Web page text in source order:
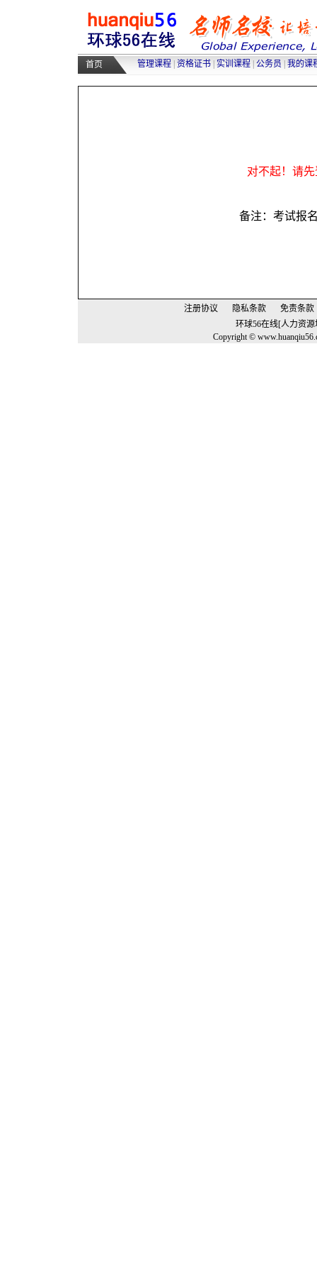
高级人力资源管理师培训 |高级物
采购师培训 |物流师培训 人力资
首页 管理课程 资格证书 实训课程 公务员 我的课
对不起！请
备注：考试报
注册协议 隐私条款
免责条款
环球56在线[人力资
Copyright ©